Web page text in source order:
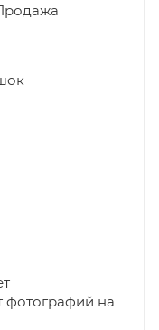
фотографий на